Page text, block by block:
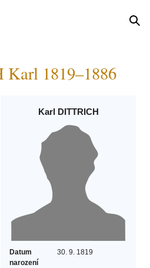
1819–1886
Karl DITTRICH
Datum
narození
30. 9. 1819